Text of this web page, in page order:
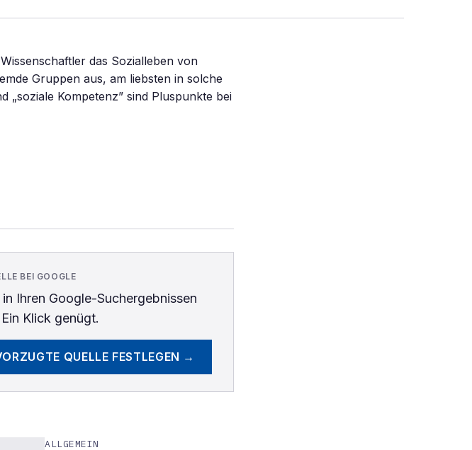
das Sozialleben von
Gruppen aus, am liebsten in solche
„soziale Kompetenz” sind Pluspunkte bei
BEI GOOGLE
Ihren Google-Suchergebnissen
Klick genügt.
QUELLE FESTLEGEN →
ALLGEMEIN